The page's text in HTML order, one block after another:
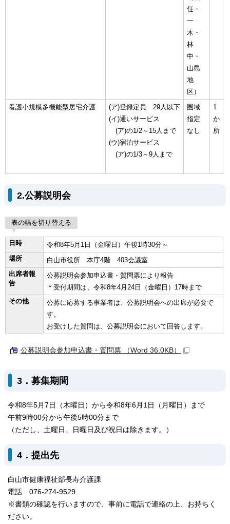
任・
一
木・
林
中・
山島
地
区）
看護小規模多機能型居宅介護
(ア)登録定員 29人以下
(イ)通いサービス
(ア)の1/2～15人まで
(ウ)宿泊サービス
(ア)の1/3～9人まで
圏域
指定
なし
1
か
所
2.公募説明会
表の幅を切り替える
日時
令和8年5月1日（金曜日）午後1時30分～
場所
白山市役所 本庁4階 403会議室
出席者報
告
公募説明会参加申込書・質問票により報告
＊受付期間は、令和8年4月24日（金曜日）17時まで
その他
公募に応募する事業者は、公募説明会への出席が必要で
す。
お受けした質問は、公募説明会において回答します。
公募説明会参加申込書・質問票 （Word 36.0KB）
3．募集期間
令和8年5月7日（木曜日）から令和8年6月1日（月曜日）まで
午前9時00分から午後5時00分まで
（ただし、土曜日、日曜日及び祝日は除きます。）
4．提出先
白山市健康福祉部長寿介護課
電話 076-274-9529
※書類の確認を行いますので、事前に電話で連絡の上、お持ちく
ださい。